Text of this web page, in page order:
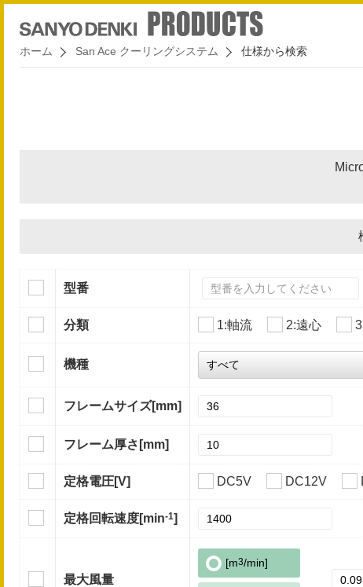
ホーム San Ace クーリングシステム 仕様から検索
型番
分類 1:軸流 2:遠心
機種
フレームサイズ[mm]
フレーム厚さ [mm]
定格電圧[V] DC5V DC12V
定格回転速度[min-1]
最大風量
[m3/min]